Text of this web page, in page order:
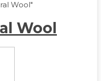
Wool"
Wool